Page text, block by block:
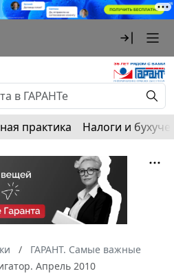
практика Налоги и
ГАРАНТ. Самые важные
Апрель 2010